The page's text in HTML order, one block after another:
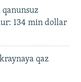
134 min dollar
qaz